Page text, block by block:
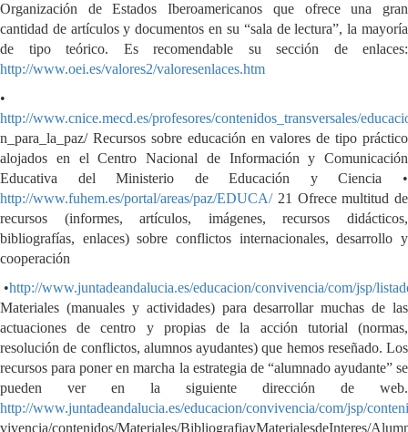
Organización de Estados Iberoamericanos que ofrece una gran
cantidad de artículos y documentos en su “sala de lectura”, la mayoría
de tipo teórico. Es recomendable su sección de enlaces:
http://www.oei.es/valores2/valoresenlaces.htm
•
http://www.cnice.mecd.es/profesores/contenidos_transversales/
n_para_la_paz/ Recursos sobre educación en valores de tipo práctico
alojados en el Centro Nacional de Información y Comunicación
Educativa del Ministerio de Educación y Ciencia •
http://www.fuhem.es/portal/areas/paz/EDUCA/21 Ofrece multitud de
recursos (informes, artículos, imágenes, recursos didácticos,
bibliografías, enlaces) sobre conflictos internacionales, desarrollo y
cooperación
•http://www.juntadeandalucia.es/educacion/convivencia/com/jsp/
Materiales (manuales y actividades) para desarrollar muchas de las
actuaciones de centro y propias de la acción tutorial (normas,
resolución de conflictos, alumnos ayudantes) que hemos reseñado. Los
recursos para poner en marcha la estrategia de “alumnado ayudante” se
pueden ver en la siguiente dirección de web.
http://www.juntadeandalucia.es/educacion/convivencia/com/jsp/
vivencia/contenidos/Materiales/BibliografiayMaterialesdeInteres/